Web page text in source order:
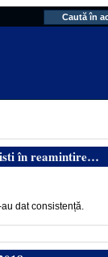
în reamintire…
dat consistență.